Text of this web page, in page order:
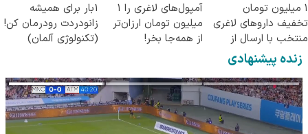
۱ میلیون تومان
تخفیف داروهای لاغری
منتخب با ارسال از
داروخانه نزدیکت
آمپول‌های لاغری را ۱
میلیون تومان ارزان‌تر
از همه‌جا بخر!
1بار برای همیشه
زانودردت رودرمان کن!
(تکنولوژی آلمان)
زنده پیشنهادی